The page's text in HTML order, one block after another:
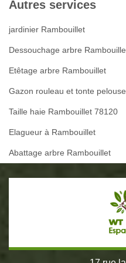
Autres services
jardinier Rambouillet
Dessouchage arbre
Etêtage arbre Rambouillet
Gazon rouleau et tonte
Taille haie Rambouillet 78120
Elagueur à Rambouillet
Abattage arbre Rambouillet